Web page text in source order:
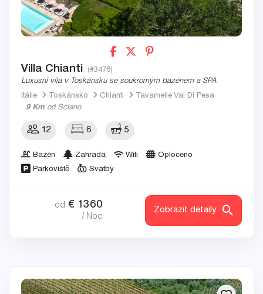
Villa Chianti (#3476)
Luxusní vila v Toskánsku se soukromým bazénem a SPA
Itálie
Toskánsko Chianti
Tavarnelle Val Di Pesa
9 Km od Sciano
12 6 5
Bazén Zahrada Wifi
Oploceno
Parkoviště
Svatby
od € 1360
/ Noc
Zobrazit detaily